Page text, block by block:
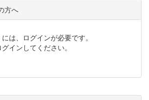
方へ
は、ログインが必要です。
インしてください。